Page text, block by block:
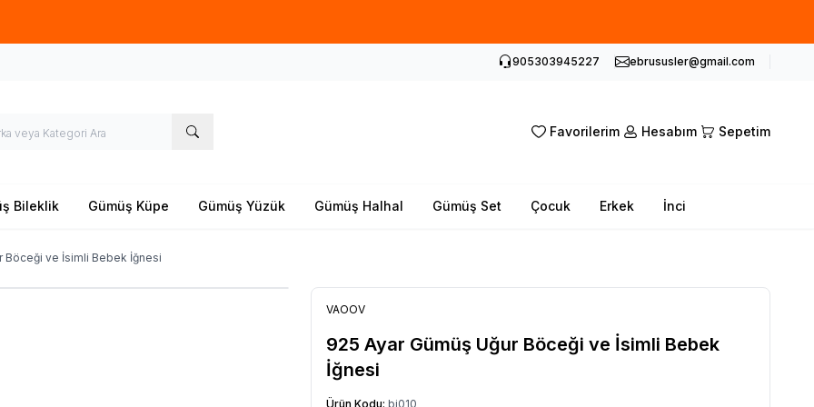
905303945227 ebrususler@gmail.com
Favorilerim Hesabım Sepetim
Bileklik Gümüş Küpe Gümüş Yüzük Gümüş Halhal Gümüş Set Çocuk Erkek İnci
Böceği ve İsimli Bebek İğnesi
VAOOV
925 Ayar Gümüş Uğur Böceği ve İsimli Bebek
İğnesi
Ürün Kodu: bi010